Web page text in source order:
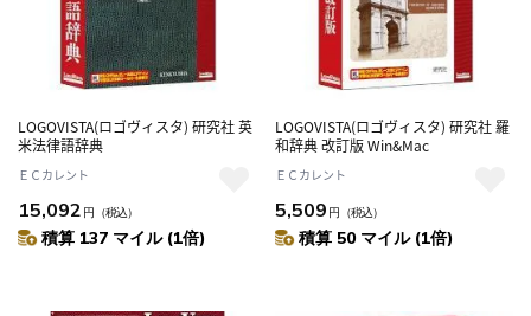
LOGOVISTA(ロゴヴィスタ) 研究社 英
米法律語辞典
ＥＣカレント
15,092 円 （税込）
積算 137 マイル (1倍)
LOGOVISTA(ロゴヴィスタ) 研究社 羅
和辞典 改訂版 Win&Mac
ＥＣカレント
5,509 円 （税込）
積算 50 マイル (1倍)